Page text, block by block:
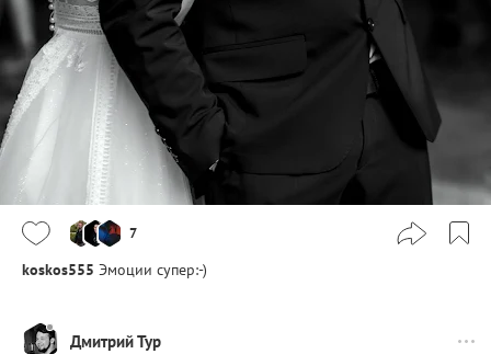
7
koskos555 Эмоции супер:-)
Дмитрий Тур